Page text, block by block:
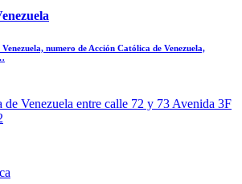
numero de Acción Católica de Venezuela,
Venezuela entre calle 72 y 73 Avenida 3F